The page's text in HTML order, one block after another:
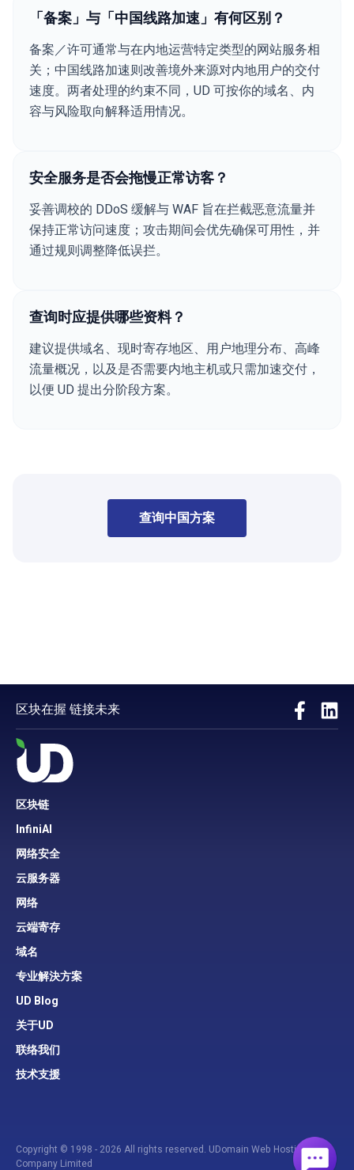
「备案」与「中国线路加速」有何区别？
备案／许可通常与在内地运营特定类型的网站服务相
关；中国线路加速则改善境外来源对内地用户的交付
速度。两者处理的约束不同，UD 可按你的域名、内
容与风险取向解释适用情况。
安全服务是否会拖慢正常访客？
妥善调校的 DDoS 缓解与 WAF 旨在拦截恶意流量并
保持正常访问速度；攻击期间会优先确保可用性，并
通过规则调整降低误拦。
查询时应提供哪些资料？
建议提供域名、现时寄存地区、用户地理分布、高峰
流量概况，以及是否需要内地主机或只需加速交付，
以便 UD 提出分阶段方案。
查询中国方案
区块在握 链接未来
区块链
InfiniAI
网络安全
云服务器
网络
云端寄存
域名
专业解決方案
UD Blog
关于UD
联络我们
技术支援
Copyright © 1998 - 2026 All rights reserved. UDomain Web Hosting
Company Limited